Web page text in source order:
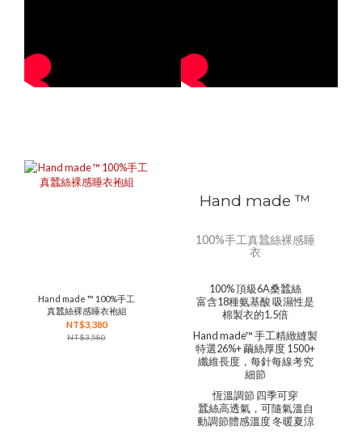
Hand made ™ 100%手工
真蠶絲裸感睡衣袍組
NT$3,380
NT$3,580
Hand made ™
100%手工真蠶絲裸感睡
衣
100% 頂級6A桑蠶絲
富含18種氨基酸 吸濕性是
棉製衣的1.5倍
Hand made™ 手工精緻縫製
特選26%+ 繭絲厚度 1500+
纖維長度，每針每線考究
細節
恆溫調節 四季可穿
蠶絲高透氣，可隨氣溫自
動調節體感溫度 冬暖夏涼